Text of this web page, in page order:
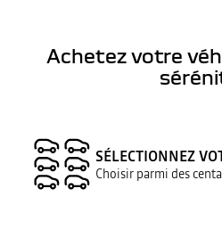
Achetez votre
SÉLECTIONNEZ
Choisir parmi des